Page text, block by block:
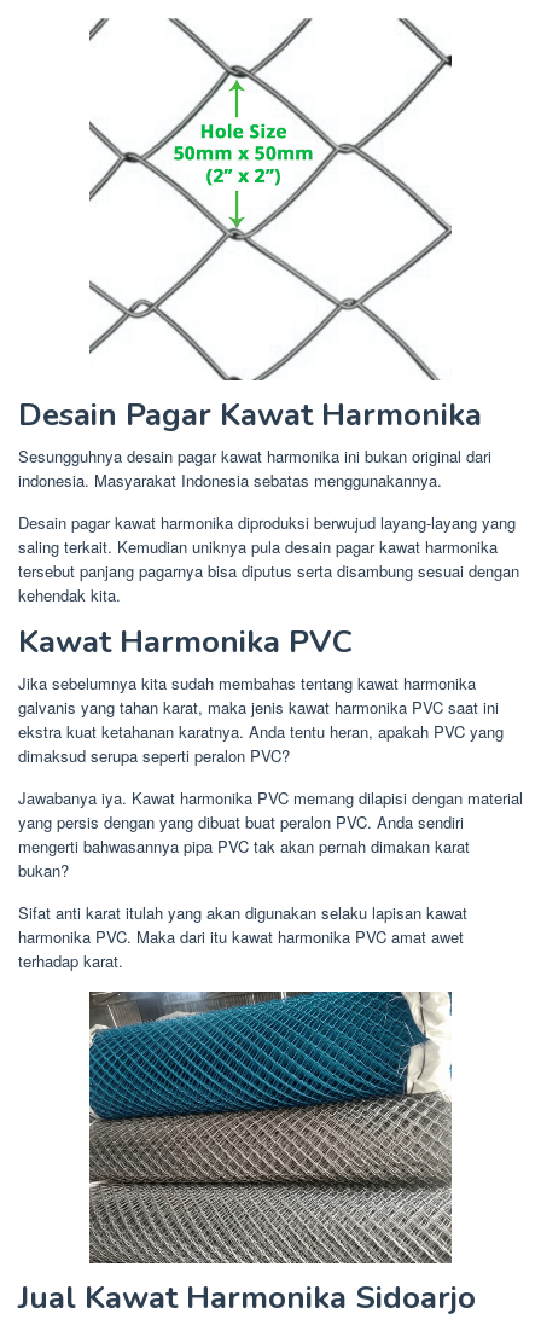
Desain Pagar Kawat Harmonika
Sesungguhnya desain pagar kawat harmonika ini bukan original dari
indonesia. Masyarakat Indonesia sebatas menggunakannya.
Desain pagar kawat harmonika diproduksi berwujud layang-layang yang
saling terkait. Kemudian uniknya pula desain pagar kawat harmonika
tersebut panjang pagarnya bisa diputus serta disambung sesuai dengan
kehendak kita.
Kawat Harmonika PVC
Jika sebelumnya kita sudah membahas tentang kawat harmonika
galvanis yang tahan karat, maka jenis kawat harmonika PVC saat ini
ekstra kuat ketahanan karatnya. Anda tentu heran, apakah PVC yang
dimaksud serupa seperti peralon PVC?
Jawabanya iya. Kawat harmonika PVC memang dilapisi dengan material
yang persis dengan yang dibuat buat peralon PVC. Anda sendiri
mengerti bahwasannya pipa PVC tak akan pernah dimakan karat
bukan?
Sifat anti karat itulah yang akan digunakan selaku lapisan kawat
harmonika PVC. Maka dari itu kawat harmonika PVC amat awet
terhadap karat.
Jual Kawat Harmonika Sidoarjo